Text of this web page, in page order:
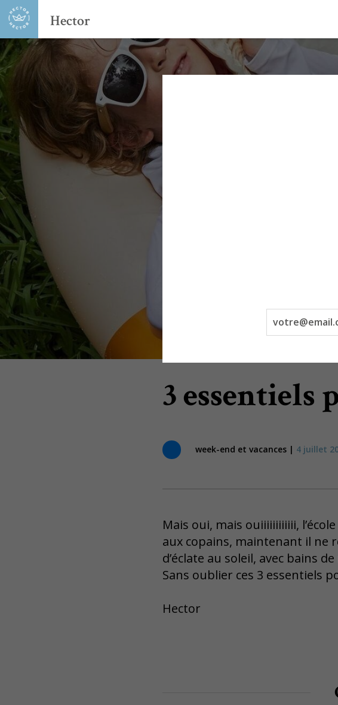
Hector
3 essentiels
week-end et vacances | 4 juillet
Mais oui, mais ouiiiiiiiiiiii,
aux copains, maintenant il ne
d’éclate au soleil, avec bains
Sans oublier ces 3 essentiels
Hector